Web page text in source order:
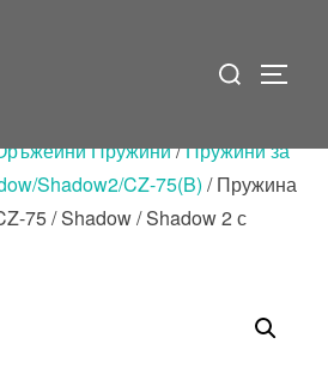
Search
Пружини/Пружини за
Shadow2/CZ-75(B) / Пружина
75 / Shadow / Shadow 2 с